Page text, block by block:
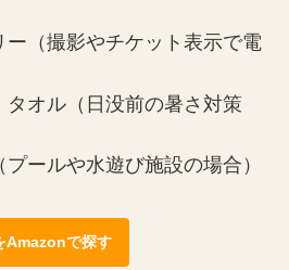
ー（撮影やチケット表示で電
タオル（日没前の暑さ対策
ールや水遊び施設の場合）
Amazonで探す